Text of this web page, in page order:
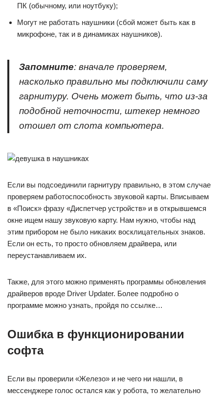
ПК (обычному, или ноутбуку);
Могут не работать наушники (сбой может быть как в
микрофоне, так и в динамиках наушников).
Запомните: вначале проверяем,
насколько правильно мы подключили саму
гарнитуру. Очень может быть, что из-за
подобной неточности, штекер немного
отошел от слота компьютера.
Если вы подсоединили гарнитуру правильно, в этом случае
проверяем работоспособность звуковой карты. Вписываем
в «Поиск» фразу «Диспетчер устройств» и в открывшемся
окне ищем нашу звуковую карту. Нам нужно, чтобы над
этим прибором не было никаких восклицательных знаков.
Если он есть, то просто обновляем драйвера, или
переустанавливаем их.
Также, для этого можно применять программы обновления
драйверов вроде Driver Updater. Более подробно о
программе можно узнать, пройдя по ссылке…
Ошибка в функционировании
софта
Если вы проверили «Железо» и не чего ни нашли, в
мессенджере голос остался как у робота, то желательно